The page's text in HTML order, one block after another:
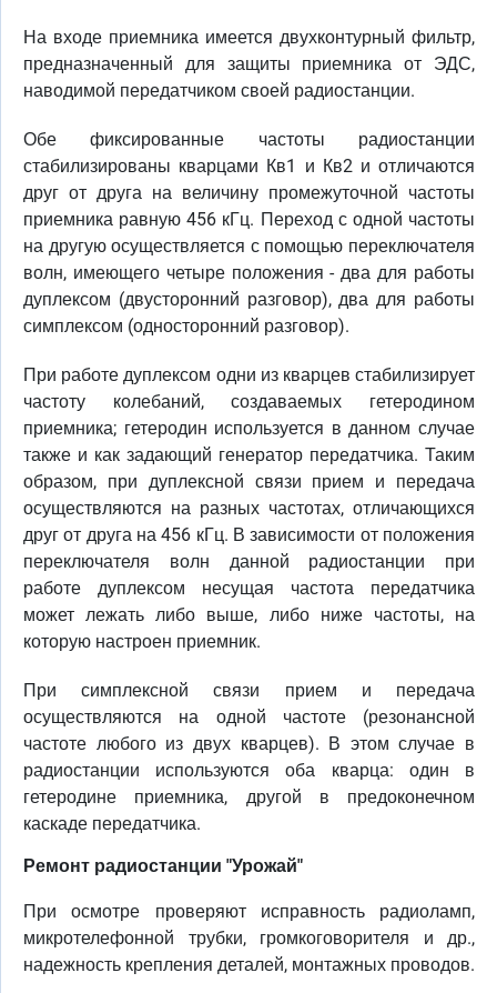
На входе приемника имеется двухконтурный фильтр,
предназначенный для защиты приемника от ЭДС,
наводимой передатчиком своей радиостанции.
Обе фиксированные частоты радиостанции
стабилизированы кварцами Кв1 и Кв2 и отличаются
друг от друга на величину промежуточной частоты
приемника равную 456 кГц. Переход с одной частоты
на другую осуществляется с помощью переключателя
волн, имеющего четыре положения - два для работы
дуплексом (двусторонний разговор), два для работы
симплексом (односторонний разговор).
При работе дуплексом одни из кварцев стабилизирует
частоту колебаний, создаваемых гетеродином
приемника; гетеродин используется в данном случае
также и как задающий генератор передатчика. Таким
образом, при дуплексной связи прием и передача
осуществляются на разных частотах, отличающихся
друг от друга на 456 кГц. В зависимости от положения
переключателя волн данной радиостанции при
работе дуплексом несущая частота передатчика
может лежать либо выше, либо ниже частоты, на
которую настроен приемник.
При симплексной связи прием и передача
осуществляются на одной частоте (резонансной
частоте любого из двух кварцев). В этом случае в
радиостанции используются оба кварца: один в
гетеродине приемника, другой в предоконечном
каскаде передатчика.
Ремонт радиостанции "Урожай"
При осмотре проверяют исправность радиоламп,
микротелефонной трубки, громкоговорителя и др.,
надежность крепления деталей, монтажных проводов.